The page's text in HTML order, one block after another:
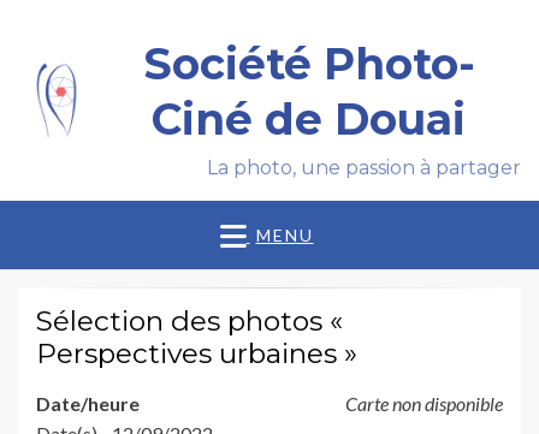
Société Photo-
Ciné de Douai
La photo, une passion à partager
MENU
Sélection des photos «
Perspectives urbaines »
Carte non disponible
Date/heure